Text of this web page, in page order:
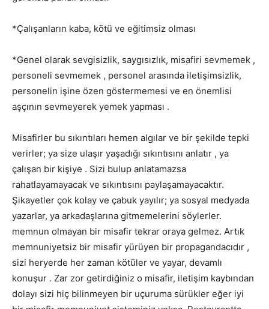
*Çalışanların kaba, kötü ve eğitimsiz olması
*Genel olarak sevgisizlik, saygısızlık, misafiri sevmemek ,
personeli sevmemek , personel arasında iletişimsizlik,
personelin işine özen göstermemesi ve en önemlisi
aşçının sevmeyerek yemek yapması .
Misafirler bu sıkıntıları hemen algılar ve bir şekilde tepki
verirler; ya size ulaşır yaşadığı sıkıntısını anlatır , ya
çalışan bir kişiye . Sizi bulup anlatamazsa
rahatlayamayacak ve sıkıntısını paylaşamayacaktır.
Şikayetler çok kolay ve çabuk yayılır; ya sosyal medyada
yazarlar, ya arkadaşlarına gitmemelerini söylerler.
memnun olmayan bir misafir tekrar oraya gelmez. Artık
memnuniyetsiz bir misafir yürüyen bir propagandacıdır ,
sizi heryerde her zaman kötüler ve yayar, devamlı
konuşur . Zar zor getirdiğiniz o misafir, iletişim kaybından
dolayı sizi hiç bilinmeyen bir uçuruma sürükler eğer iyi